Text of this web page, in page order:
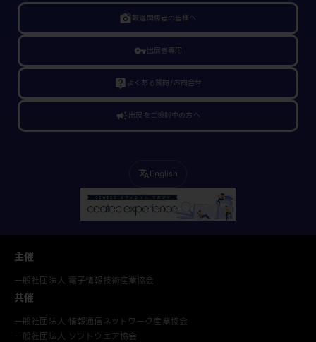
linked_camera報道関係者の皆様へ
vpn_key出展者専用
live_help よくある質問/お問合せ
campaign出展をご検討中の方へ
translateEnglish
主催
一般社団法人 電子情報技術産業協会
共催
一般社団法人 情報通信ネットワーク産業協会
一般社団法人 ソフトウェア協会